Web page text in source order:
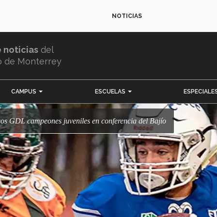
NOTICIAS
noticias del
de Monterrey
CAMPUS ESCUELAS
GDL campeones juveniles en conferencia del Bajío